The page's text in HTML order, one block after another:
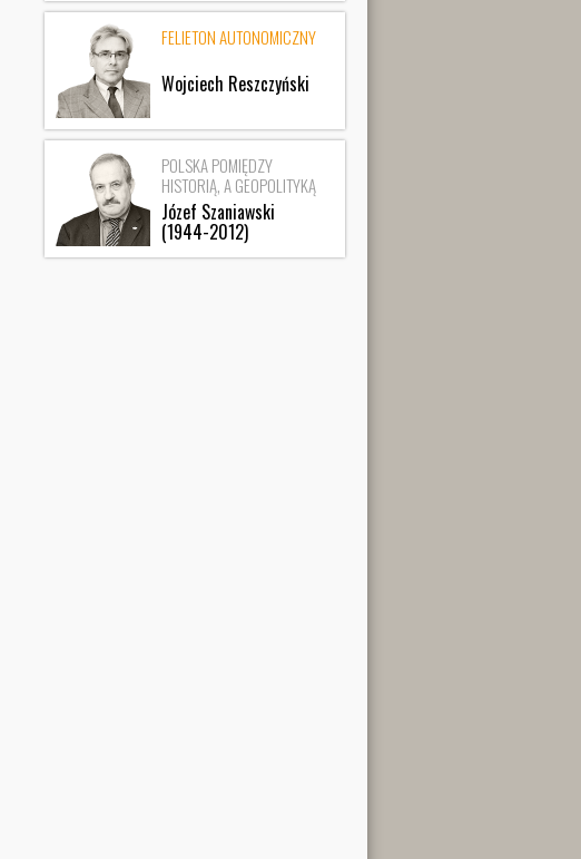
FELIETON AUTONOMICZNY
Wojciech Reszczyński
POLSKA POMIĘDZY
HISTORIĄ, A GEOPOLITYKĄ
Józef Szaniawski
(1944-2012)